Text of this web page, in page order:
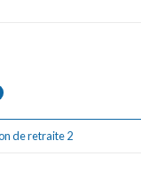
de retraite 2